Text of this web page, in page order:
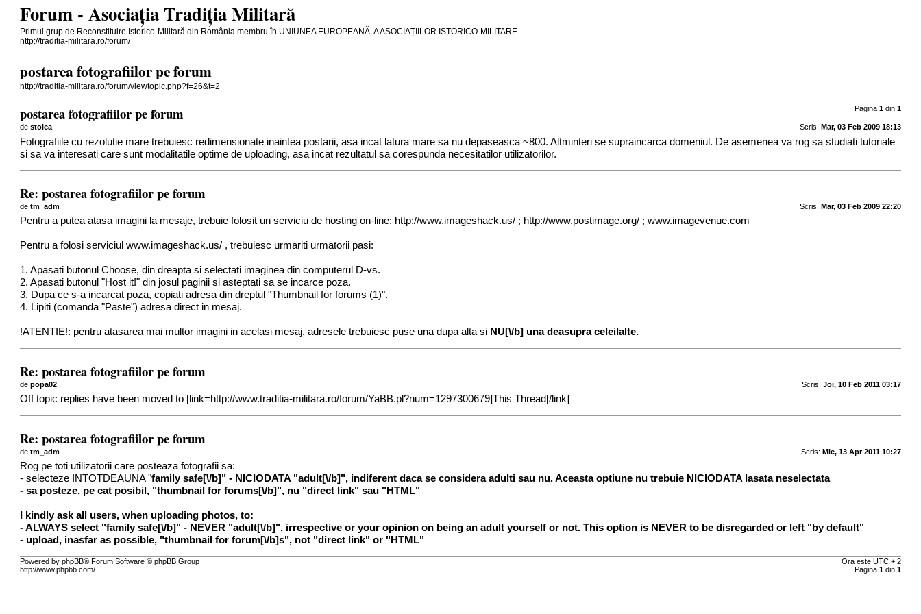
Forum - Asociația Tradiția Militară
Primul grup de Reconstituire Istorico-Militară din România membru în UNIUNEA EUROPEANĂ‚ A ASOCIAȚIILOR ISTORICO-MILITARE
http://traditia-militara.ro/forum/
postarea fotografiilor pe forum
http://traditia-militara.ro/forum/viewtopic.php?f=26&t=2
Pagina 1din 1
postarea fotografiilor pe forum
Scris: Mar, 03 Feb 2009 18:13
destoica
Fotografiile cu rezolutie mare trebuiesc redimensionate inaintea postarii, asa incat latura mare sa nu depaseasca ~800. Altminteri se supraincarca domeniul. De asemenea va rog sa studiati tutoriale
si sa va interesati care sunt modalitatile optime de uploading, asa incat rezultatul sa corespunda necesitatilor utilizatorilor.
Re: postarea fotografiilor pe forum
Scris: Mar, 03 Feb 2009 22:20
detm_adm
Pentru a putea atasa imagini la mesaje, trebuie folosit un serviciu de hosting on-line: http://www.imageshack.us/ ; http://www.postimage.org/ ; www.imagevenue.com
Pentru a folosi serviciul www.imageshack.us/ , trebuiesc urmariti urmatorii pasi:
1. Apasati butonul Choose, din dreapta si selectati imaginea din computerul D-vs.
2. Apasati butonul "Host it!" din josul paginii si asteptati sa se incarce poza.
3. Dupa ce s-a incarcat poza, copiati adresa din dreptul "Thumbnail for forums (1)".
4. Lipiti (comanda "Paste") adresa direct in mesaj.
!ATENTIE!: pentru atasarea mai multor imagini in acelasi mesaj, adresele trebuiesc puse una dupa alta si NU[\/b] una deasupra celeilalte.
Re: postarea fotografiilor pe forum
Scris: Joi, 10 Feb 2011 03:17
depopa02
Off topic replies have been moved to [link=http://www.traditia-militara.ro/forum/YaBB.pl?num=1297300679]This Thread[/link]
Re: postarea fotografiilor pe forum
Scris: Mie, 13 Apr 2011 10:27
detm_adm
Rog pe toti utilizatorii care posteaza fotografii sa:
- selecteze INTOTDEAUNA "family safe[\/b]" - NICIODATA "adult[\/b]", indiferent daca se considera adulti sau nu. Aceasta optiune nu trebuie NICIODATA lasata neselectata
- sa posteze, pe cat posibil, "thumbnail for forums[\/b]", nu "direct link" sau "HTML"
I kindly ask all users, when uploading photos, to:
- ALWAYS select "family safe[\/b]" - NEVER "adult[\/b]", irrespective or your opinion on being an adult yourself or not. This option is NEVER to be disregarded or left "by default"
- upload, inasfar as possible, "thumbnail for forum[\/b]s", not "direct link" or "HTML"
Ora este UTC + 2
Pagina 1din 1
Powered by phpBB® Forum Software © phpBB Group
http://www.phpbb.com/